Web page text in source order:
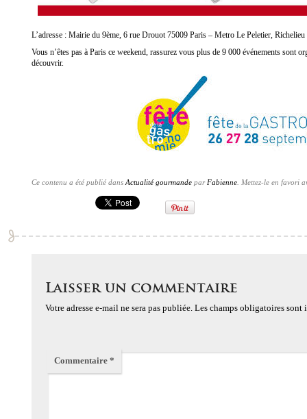
L’adresse : Mairie du 9ème, 6 rue Drouot 75009 Paris – Metro Le Peletier,
Vous n’êtes pas à Paris ce weekend, rassurez vous plus de 9 000 événements sont
découvrir.
Ce contenu a été publié dansActualité gourmande parFabienne. Mettez-le en favori
Laisser un commentaire
Votre adresse e-mail ne sera pas publiée. Les champs obligatoires sont
Commentaire *